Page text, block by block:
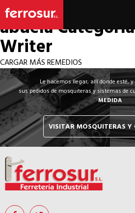
Los por si acaso
abuela
Writer
CARGAR MÁS REMEDIOS
Le hacemos llegar, allí donde esté,
sus pedidos de mosquiteras y sistemas de
MEDIDA
VISITAR MOSQUITERAS Y